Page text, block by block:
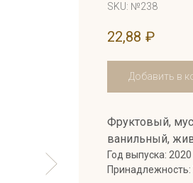
SKU: №238
22,88 ₽
Добавить в
Фруктовый,
ванильный,
Год выпуска: 2020
Принадлежность: